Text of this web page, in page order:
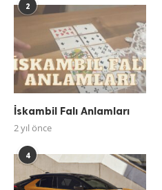
2
İskambil Falı Anlamları
2 yıl önce
4